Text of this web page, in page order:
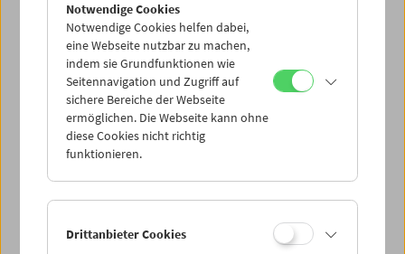
< zurück zur Übersicht
Notwendige Cookies
Notwendige Cookies helfen dabei,
eine Webseite nutzbar zu machen,
indem sie Grundfunktionen wie
Seitennavigation und Zugriff auf
sichere Bereiche der Webseite
ermöglichen. Die Webseite kann ohne
diese Cookies nicht richtig
funktionieren.
Drittanbieter Cookies